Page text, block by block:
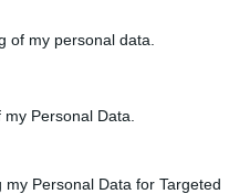
of my personal data.
Personal Data.
Personal Data for Targeted
menj!” – a férfi
kell majd versenybe
utánasietett, hogy
lehetett: „Ki